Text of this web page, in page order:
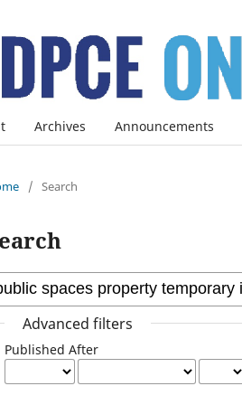
Archives Announcements
/ Search
Advanced filters
Published After